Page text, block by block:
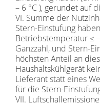
– 6 °C ), gerundet auf
VI. Summe der
Stern-Einstufung
Betriebstemperatur ≤
Ganzzahl, und Stern-
höchsten Anteil an
Haushaltskühlgerät
Lieferant statt eines
für die Stern-
VII.